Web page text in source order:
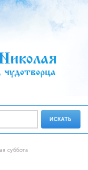
ИСКАТЬ
суббота